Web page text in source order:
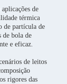
de
térmica
de partícula de
de bola de
e eficaz.
de leitos
rigores das